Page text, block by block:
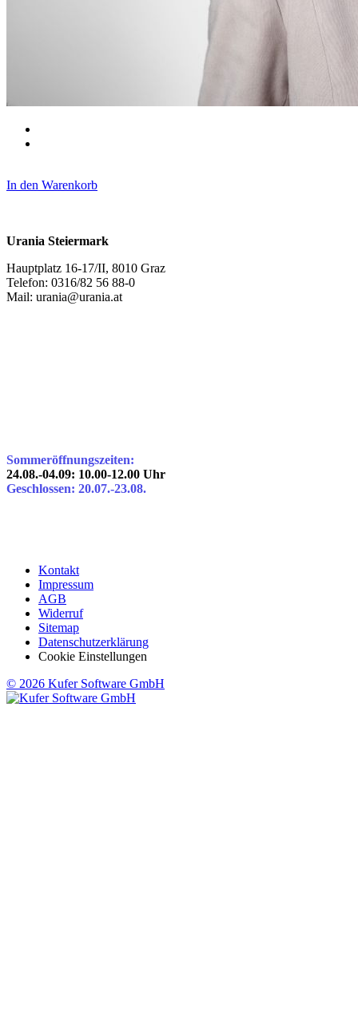
In den Warenkorb
Urania Steiermark
Hauptplatz 16-17/II, 8010 Graz
Telefon: 0316/82 56 88-0
Mail: urania@urania.at
Sommeröffnungszeiten:
24.08.-04.09: 10.00-12.00 Uhr
Geschlossen: 20.07.-23.08.
Kontakt
Impressum
AGB
Widerruf
Sitemap
Datenschutzerklärung
Cookie Einstellungen
© 2026 Kufer Software GmbH